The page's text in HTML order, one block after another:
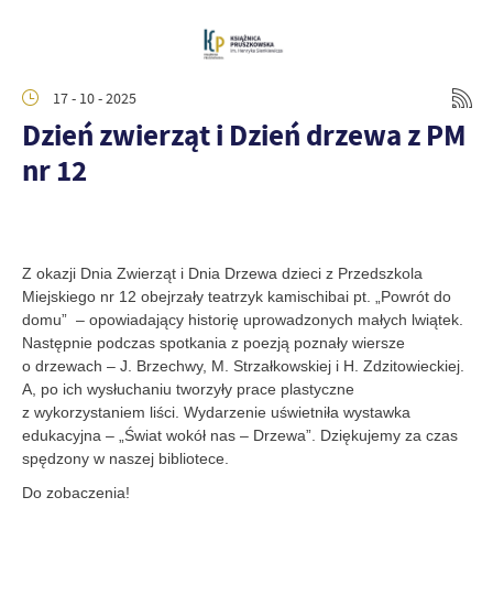
17 - 10 - 2025
Dzień zwierząt i Dzień drzewa z PM
nr 12
Z okazji Dnia Zwierząt i Dnia Drzewa dzieci z Przedszkola
Miejskiego nr 12 obejrzały teatrzyk kamischibai pt. „Powrót do
domu” – opowiadający historię uprowadzonych małych lwiątek.
Następnie podczas spotkania z poezją poznały wiersze
o drzewach – J. Brzechwy, M. Strzałkowskiej i H. Zdzitowieckiej.
A, po ich wysłuchaniu tworzyły prace plastyczne
z wykorzystaniem liści. Wydarzenie uświetniła wystawka
edukacyjna – „Świat wokół nas – Drzewa”. Dziękujemy za czas
spędzony w naszej bibliotece.
Do zobaczenia!